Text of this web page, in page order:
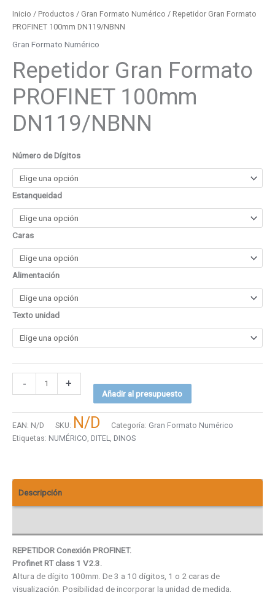
Inicio / Productos / Gran Formato Numérico / Repetidor Gran Formato
PROFINET 100mm DN119/NBNN
Gran Formato Numérico
Repetidor Gran Formato
PROFINET 100mm
DN119/NBNN
Número de Dígitos
Estanqueidad
Caras
Alimentación
Texto unidad
- +
Añadir al presupuesto
EAN: N/D SKU: N/D Categoría: Gran Formato Numérico
Etiquetas: NUMÉRICO, DITEL, DINOS
Descripción
REPETIDOR Conexión PROFINET.
Profinet RT class 1 V2.3.
Altura de dígito 100mm. De 3 a 10 dígitos, 1 o 2 caras de
visualización. Posibilidad de incorporar la unidad de medida.